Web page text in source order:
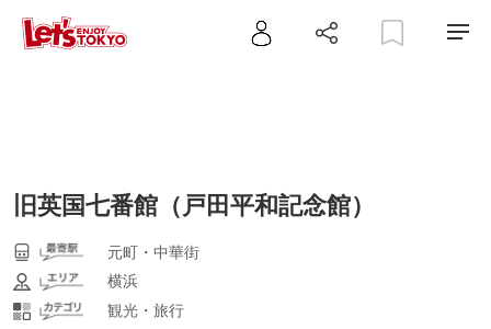
旧英国七番館（戸田平和記念館）
元町・中華街
横浜
観光・旅行